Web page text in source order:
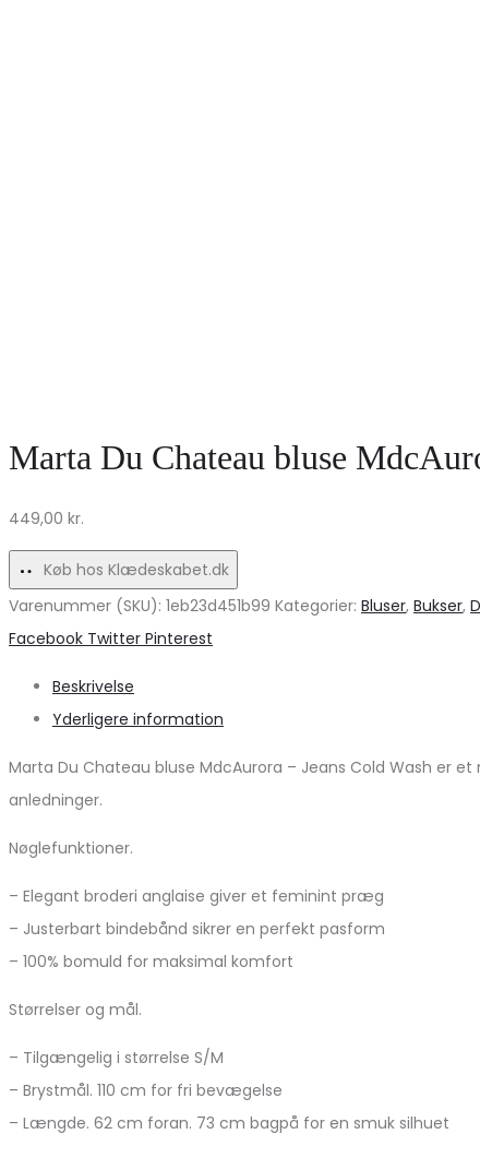
Marta Du Chateau bluse
449,00 kr.
Køb hos Klædeskabet.dk
Varenummer (SKU): 1eb23d451b99 Kategorier: Bluser, Bukser,
Share
Facebook Twitter Pinterest
Beskrivelse
Yderligere information
Marta Du Chateau bluse MdcAurora – Jeans Cold Wash er
anledninger.
Nøglefunktioner.
– Elegant broderi anglaise giver et feminint præg
– Justerbart bindebånd sikrer en perfekt pasform
– 100% bomuld for maksimal komfort
Størrelser og mål.
– Tilgængelig i størrelse S/M
– Brystmål. 110 cm for fri bevægelse
– Længde. 62 cm foran. 73 cm bagpå for en smuk silhuet